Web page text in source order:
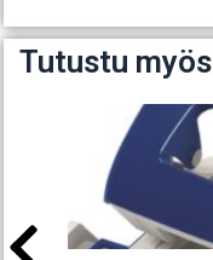
Tutustu myös